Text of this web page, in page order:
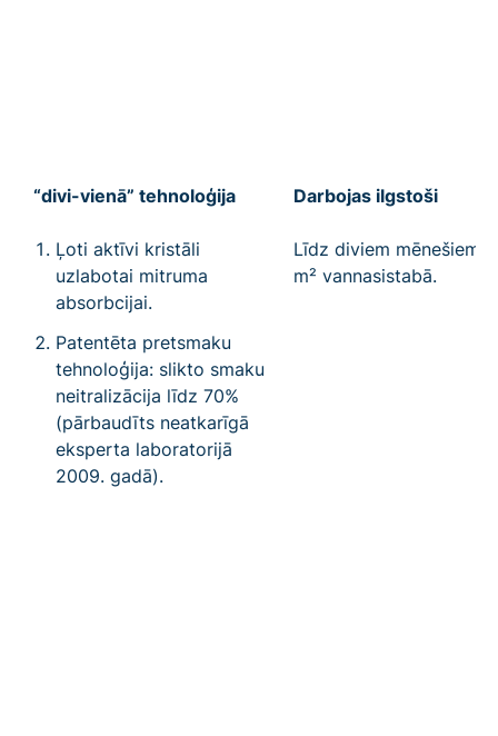
“divi-vienā” tehnoloģija
Ļoti aktīvi kristāli
uzlabotai mitruma
absorbcijai.
Patentēta pretsmaku
tehnoloģija: slikto smaku
neitralizācija līdz 70%
(pārbaudīts neatkarīgā
eksperta laboratorijā
2009. gadā).
Darbojas ilgstoši
Līdz diviem mēnešiem
m² vannasistabā.